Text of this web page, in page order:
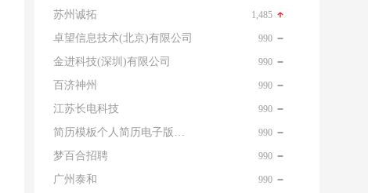
苏州诚拓 1,485
卓望信息技术(北京)有限公司 990
金进科技(深圳)有限公司 990
百济神州 990
江苏长电科技 990
简历模板个人简历电子版免费 990
梦百合招聘 990
广州泰和 990